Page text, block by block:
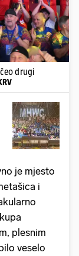
drugi
je mjesto
i
plesnim
veselo